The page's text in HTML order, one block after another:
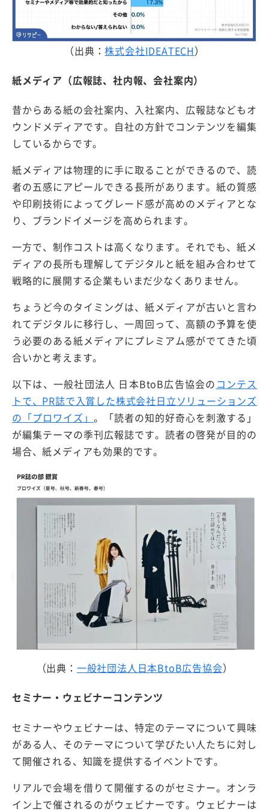
（出典：株式会社IDEATECH）
紙メディア（広報誌、社内報、会社案内）
昔からある紙の会社案内、入社案内、広報誌などもオ
ウンドメディアです。自社の方針でコンテンツを編集
しているからです。
紙メディアは物理的に手に取ることができるので、読
者の五感にアピールできる長所があります。紙の質感
や印刷技術によってグレード感が高めのメディアとな
り、ブランドイメージを高められます。
一方で、制作コストは高くなります。それでも、紙メ
ディアの長所も理解してデジタルと紙を組み合わせて
戦略的に展開する企業もいまだ少なくありません。
ちょうど今のタイミングは、紙メディアが古いと言わ
れてデジタルに移行し、一周回って、高額の予算を使
う必要のある紙メディアにプレミアム感がでてきた頃
合いかと考えます。
以下は、一般社団法人 日本BtoB広告協会の コンテス
トで、PR誌で入賞した株式会社日立ソリューションズ
の「プロワイズ」。「読者の知的好奇心を刺激する」
が編集テーマの季刊広報誌です。読者の啓発が目的の
場合、紙メディアも効果的です。
（出典： 一般社団法人日本BtoB広告協会）
セミナー・ウェビナーコンテンツ
セミナーやウェビナーは、特定のテーマについて興味
がある人、そのテーマについて学びたい人たちに対し
て開催される、知識を提供するイベントです。
リアルで会場を借りて開催するのがセミナー。オンラ
イン上で催されるのがウェビナーです。ウェビナーは